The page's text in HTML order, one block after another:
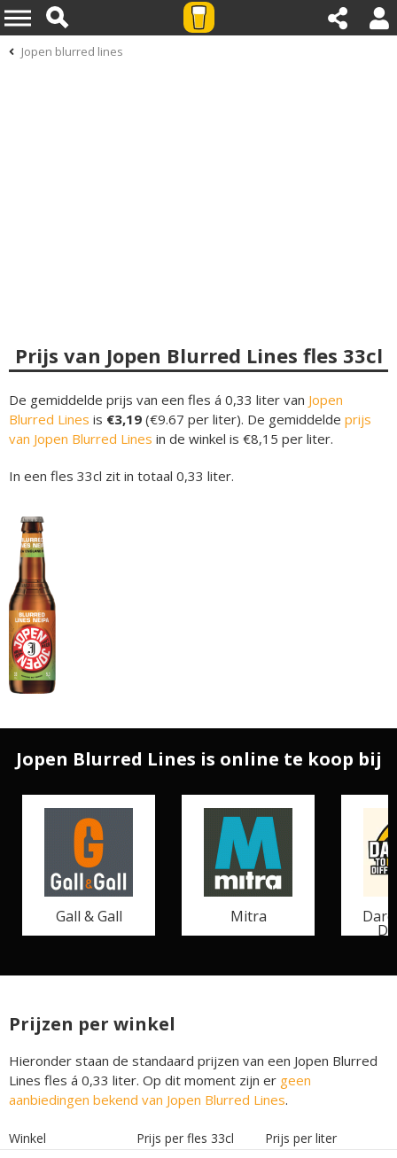
Jopen blurred lines
Prijs van Jopen Blurred Lines fles 33cl
De gemiddelde prijs van een fles á 0,33 liter van Jopen
Blurred Lines is €3,19 (€9.67 per liter). De gemiddelde prijs
van Jopen Blurred Lines in de winkel is €8,15 per liter.
In een fles 33cl zit in totaal 0,33 liter.
Jopen Blurred Lines is online te koop bij
Gall & Gall Mitra
Prijzen per winkel
Hieronder staan de standaard prijzen van een Jopen Blurred
Lines fles á 0,33 liter. Op dit moment zijn er geen
aanbiedingen bekend van Jopen Blurred Lines.
Winkel Prijs per fles 33cl
Prijs per liter